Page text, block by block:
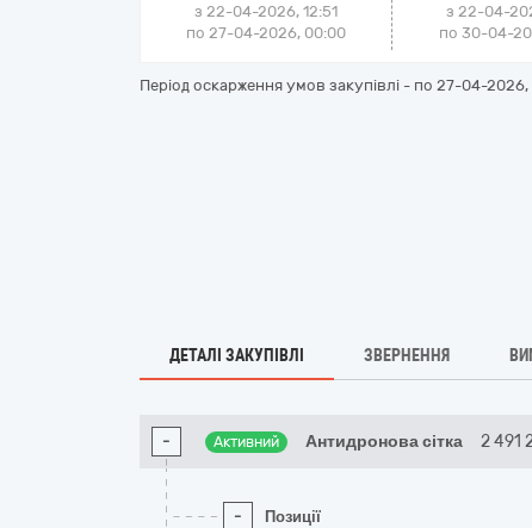
з 22-04-2026, 12:51
по 27-04-2026, 00:00
з 22-04-
по 30-04-
Період оскарження умов закупівлі - по 27-04-2026,
ДЕТАЛІ ЗАКУПІВЛІ ЗВЕРНЕННЯ
- Активний Антидронова сітка 2 491
- Позиції